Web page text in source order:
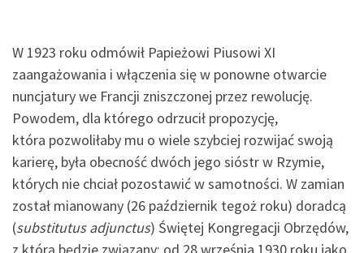
W 1923 roku odmówił Papieżowi Piusowi XI
zaangażowania i włączenia się w ponowne otwarcie
nuncjatury we Francji zniszczonej przez rewolucję.
Powodem, dla którego odrzucił propozycję,
która pozwoliłaby mu o wiele szybciej rozwijać swoją
karierę, była obecność dwóch jego sióstr w Rzymie,
których nie chciał pozostawić w samotności. W zamian
został mianowany (26 październik tegoż roku) doradcą
(substitutus adjunctus) Świętej Kongregacji Obrzędów,
z którą będzie związany: od 28 września 1930 roku jako